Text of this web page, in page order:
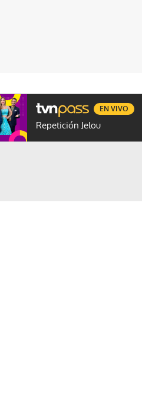
PROGRAMAS GENTE TVN
Repetición Jelou
EN VIVO